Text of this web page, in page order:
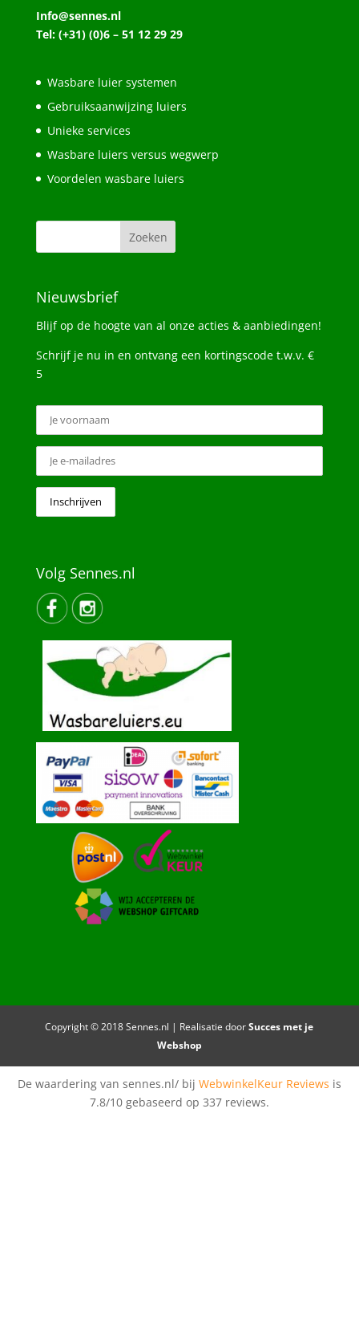
Info@sennes.nl
Tel: (+31) (0)6 – 51 12 29 29
Wasbare luier systemen
Gebruiksaanwijzing luiers
Unieke services
Wasbare luiers versus wegwerp
Voordelen wasbare luiers
Nieuwsbrief
Blijf op de hoogte van al onze acties & aanbiedingen!
Schrijf je nu in en ontvang een kortingscode t.w.v. €
5
Volg Sennes.nl
Copyright © 2018 Sennes.nl | Realisatie doorSucces met je
Webshop
De waardering van sennes.nl/ bij WebwinkelKeur Reviews is
7.8/10 gebaseerd op 337 reviews.